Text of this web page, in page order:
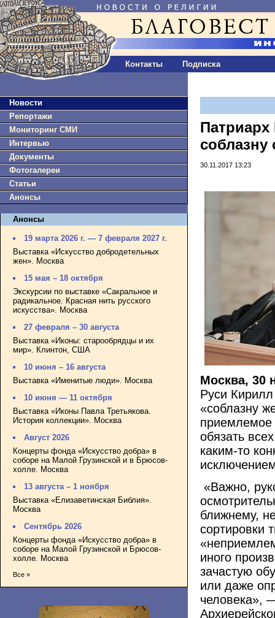
Контакты Подписка
Новости
Репортажи
Мониторинг СМИ
Интервью
Документы
Фотогалереи
Статьи
Анонсы
Анонсы
19 марта 2026 г. — 7 февраля 2027 г.
Выставка «Искусство добродетельных
жен». Москва
15 мая – 18 октября
Экскурсии по выставке «Сакральное и
радикальное. Красная нить русского
искусства». Москва
27 февраля – 30 августа
Выставка «Иконы: старообрядцы и их
мир». Клинтон, США
10 июня – 16 августа
Выставка «Именитые люди». Москва
10 июня — 11 октября
Выставка «Иконы Павла Третьякова.
История коллекции». Москва
Август 2026
Концерты фонда «Искусство добра» в
соборе на Малой Грузинской и в Брюсов-
холле. Москва
13 августа – 1 ноября
Выставка «Елизаветинская Библия».
Москва
Сентябрь 2026
Концерты фонда «Искусство добра» в
соборе на Малой Грузинской и Брюсов-
холле. Москва
Все »
соблазну
30.11.2017 13:23
Москва, 30
Руси
«соблазну
приемлемое
обязать
каким-то
«Важно,
ближнему,
сортировки
иного
зачастую
или даже
человека»,